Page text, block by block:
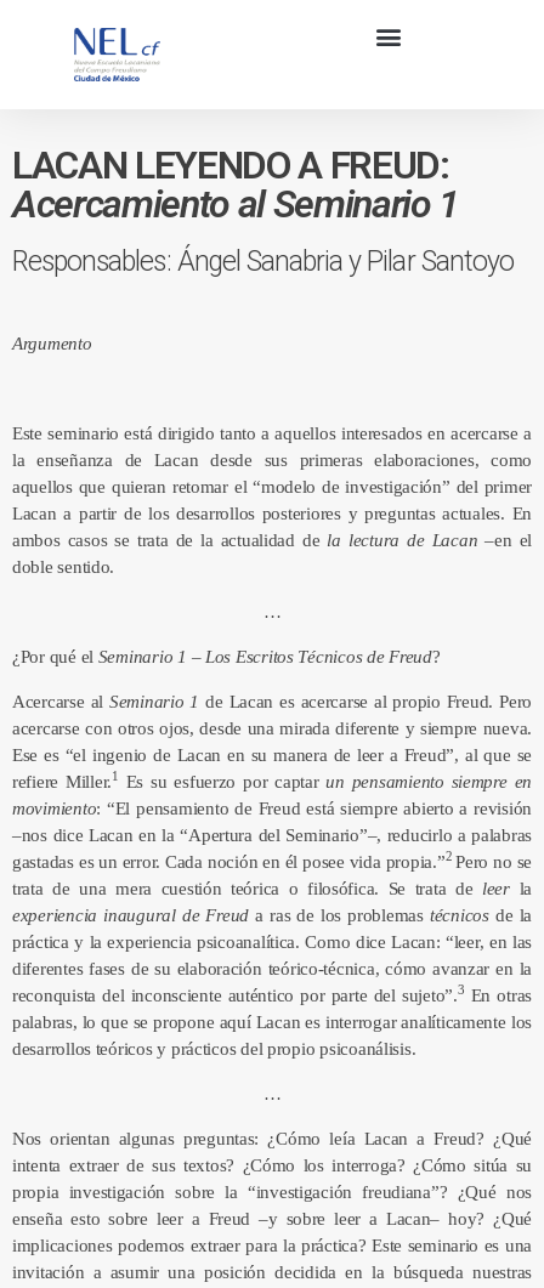
LACAN LEYENDO A FREUD:
Acercamiento al Seminario 1
Responsables: Ángel Sanabria y Pilar Santoyo
Argumento
Este seminario está dirigido tanto a aquellos interesados en acercarse a
la enseñanza de Lacan desde sus primeras elaboraciones, como
aquellos que quieran retomar el “modelo de investigación” del primer
Lacan a partir de los desarrollos posteriores y preguntas actuales. En
ambos casos se trata de la actualidad de la lectura de Lacan –en el
doble sentido.
…
¿Por qué el Seminario 1 – Los Escritos Técnicos de Freud?
Acercarse al Seminario 1 de Lacan es acercarse al propio Freud. Pero
acercarse con otros ojos, desde una mirada diferente y siempre nueva.
Ese es “el ingenio de Lacan en su manera de leer a Freud”, al que se
refiere Miller.1 Es su esfuerzo por captarun pensamiento siempre en
movimiento: “El pensamiento de Freud está siempre abierto a revisión
–nos dice Lacan en la “Apertura del Seminario”–, reducirlo a palabras
gastadas es un error. Cada noción en él posee vida propia.”2Pero no se
trata de una mera cuestión teórica o filosófica. Se trata de leerla
experiencia inaugural de Freud a ras de los problemas técnicosde la
práctica y la experiencia psicoanalítica. Como dice Lacan: “leer, en las
diferentes fases de su elaboración teórico-técnica, cómo avanzar en la
reconquista del inconsciente auténtico por parte del sujeto”.3 En otras
palabras, lo que se propone aquí Lacan es interrogar analíticamente los
desarrollos teóricos y prácticos del propio psicoanálisis.
…
Nos orientan algunas preguntas: ¿Cómo leía Lacan a Freud? ¿Qué
intenta extraer de sus textos? ¿Cómo los interroga? ¿Cómo sitúa su
propia investigación sobre la “investigación freudiana”? ¿Qué nos
enseña esto sobre leer a Freud –y sobre leer a Lacan– hoy? ¿Qué
implicaciones podemos extraer para la práctica? Este seminario es una
invitación a asumir una posición decidida en la búsqueda nuestras